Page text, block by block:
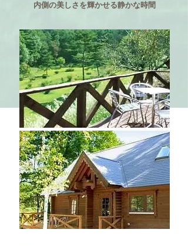
内側の美しさを輝かせる静かな時間